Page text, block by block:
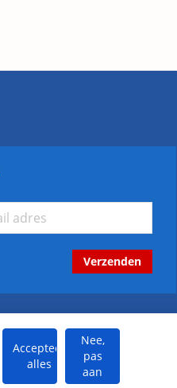
Verzenden
Accepteer
alles
Nee,
pas
aan